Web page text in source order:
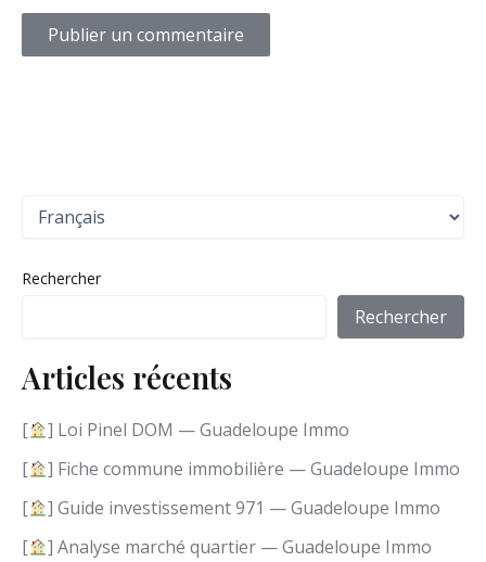
i
s
n
l
a
n
u
Rechercher
Rechercher
Articles récents
[
] Loi Pinel DOM — Guadeloupe Immo
[
] Fiche commune immobilière — Guadeloupe Immo
[
] Guide investissement 971 — Guadeloupe Immo
[
] Analyse marché quartier — Guadeloupe Immo